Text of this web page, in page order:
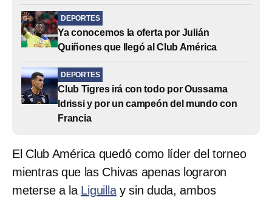
DEPORTES
Ya conocemos la oferta por Julián
Quiñones que llegó al Club América
DEPORTES
Club Tigres irá con todo por Oussama
Idrissi y por un campeón del mundo con
Francia
El Club América quedó como líder del torneo
mientras que las Chivas apenas lograron
meterse a la Liguillay sin duda, ambos